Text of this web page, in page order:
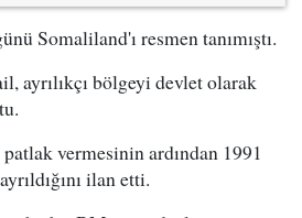
Somaliland'ı resmen tanımıştı.
ayrılıkçı bölgeyi devlet olarak
vermesinin ardından 1991
ilan etti.